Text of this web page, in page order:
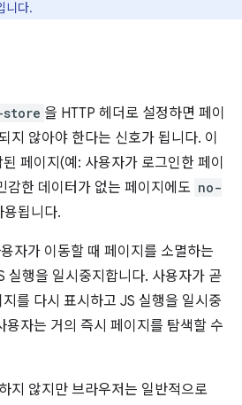
니다.
을 HTTP 헤더로 설정하면 페이
지 않아야 한다는 신호가 됩니다. 이
페이지(예: 사용자가 로그인한 페이
감한 데이터가 없는 페이지에도 no-
용됩니다.
자가 이동할 때 페이지를 소멸하는
실행을 일시중지합니다. 사용자가 곧
를 다시 표시하고 JS 실행을 일시중
용자는 거의 즉시 페이지를 탐색할 수
지 않지만 브라우저는 일반적으로